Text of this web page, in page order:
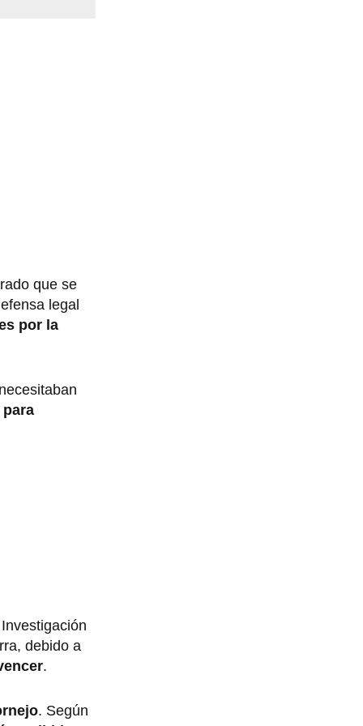
que se
legal
por la
debido a
.
. Según